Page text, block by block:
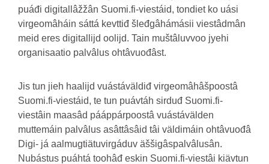
puáđi digitallâžžân Suomi.fi-viestáid, tondiet ko uási
virgeomâháin sáttá kevttiđ šleđgâhámásii viestâdmân
meid eres digitallijd oolijd. Tain muštâluvvoo jyehi
organisaatio palvâlus ohtâvuođâst.
Jis tun jieh haalijd vuástáväldiđ virgeomâhâšpoostâ
Suomi.fi-viestáid, te tun puávtáh sirduđ Suomi.fi-
viestâin maasâd pááppárpoostâ vuástávälden
muttemáin palvâlus asâttâsâid tâi väldimáin ohtâvuođâ
Digi- já aalmugtiätuvirgáduv äššigâspalvâlusân.
Nubástus puáhtá toohâđ eskin Suomi.fi-viestâi kiävtun